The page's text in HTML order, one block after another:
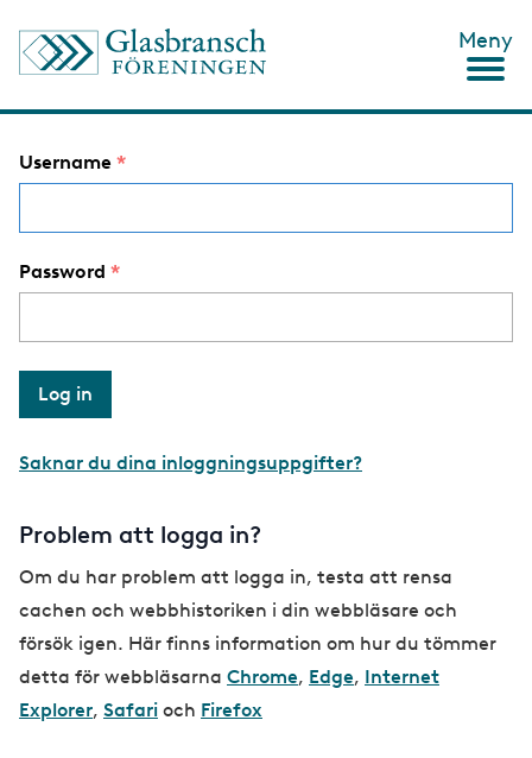
Meny
Username
Password
Saknar du dina inloggningsuppgifter?
Problem att logga in?
Om du har problem att logga in, testa att rensa
cachen och webbhistoriken i din webbläsare och
försök igen. Här finns information om hur du tömmer
detta för webbläsarna Chrome, Edge, Internet
Explorer, Safari och Firefox